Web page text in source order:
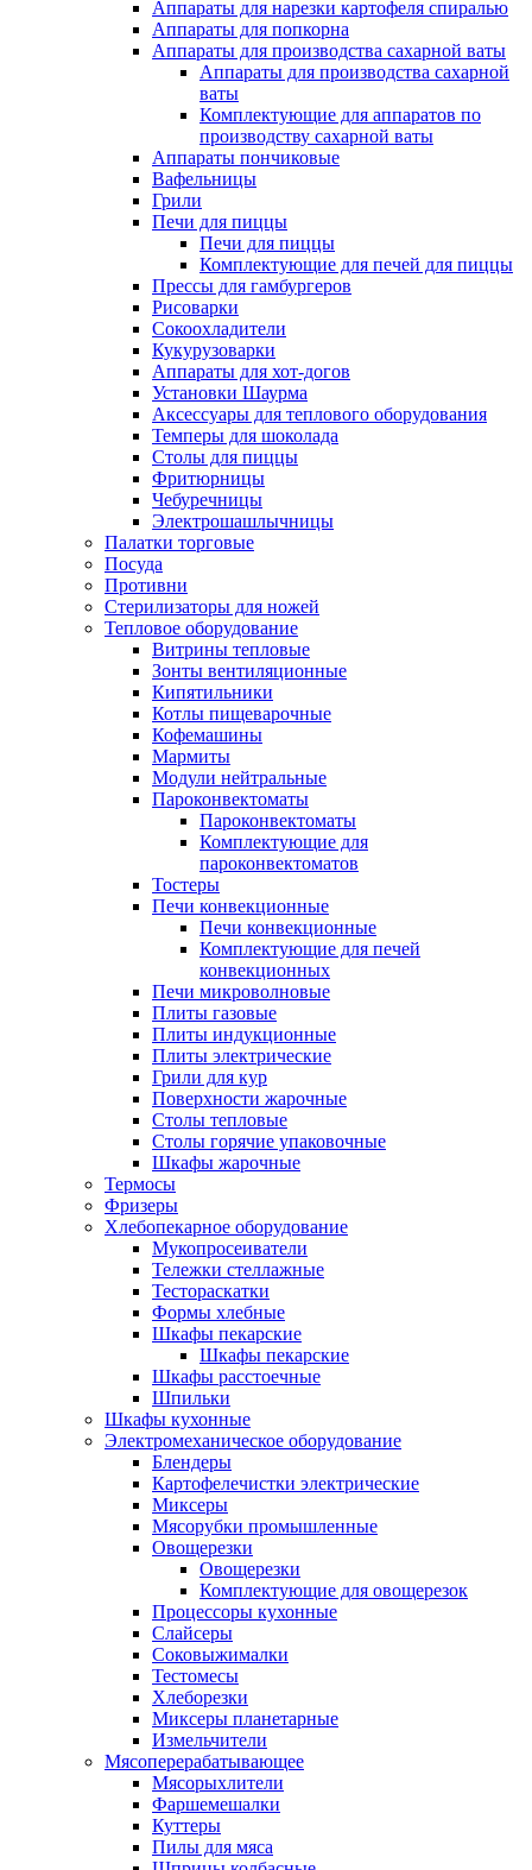
Аппараты для нарезки картофеля спиралью
Аппараты для попкорна
Аппараты для производства сахарной ваты
Аппараты для производства сахарной
ваты
Комплектующие для аппаратов по
производству сахарной ваты
Аппараты пончиковые
Вафельницы
Грили
Печи для пиццы
Печи для пиццы
Комплектующие для печей для пиццы
Прессы для гамбургеров
Рисоварки
Сокоохладители
Кукурузоварки
Аппараты для хот-догов
Установки Шаурма
Аксессуары для теплового оборудования
Темперы для шоколада
Столы для пиццы
Фритюрницы
Чебуречницы
Электрошашлычницы
Палатки торговые
Посуда
Противни
Стерилизаторы для ножей
Тепловое оборудование
Витрины тепловые
Зонты вентиляционные
Кипятильники
Котлы пищеварочные
Кофемашины
Мармиты
Модули нейтральные
Пароконвектоматы
Пароконвектоматы
Комплектующие для
пароконвектоматов
Тостеры
Печи конвекционные
Печи конвекционные
Комплектующие для печей
конвекционных
Печи микроволновые
Плиты газовые
Плиты индукционные
Плиты электрические
Грили для кур
Поверхности жарочные
Столы тепловые
Столы горячие упаковочные
Шкафы жарочные
Термосы
Фризеры
Хлебопекарное оборудование
Мукопросеиватели
Тележки стеллажные
Тестораскатки
Формы хлебные
Шкафы пекарские
Шкафы пекарские
Шкафы расстоечные
Шпильки
Шкафы кухонные
Электромеханическое оборудование
Блендеры
Картофелечистки электрические
Миксеры
Мясорубки промышленные
Овощерезки
Овощерезки
Комплектующие для овощерезок
Процессоры кухонные
Слайсеры
Соковыжималки
Тестомесы
Хлеборезки
Миксеры планетарные
Измельчители
Мясоперерабатывающее
Мясорыхлители
Фаршемешалки
Куттеры
Пилы для мяса